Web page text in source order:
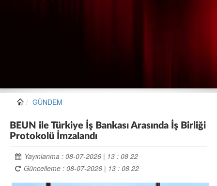
GÜNDEM
BEUN ile Türkiye İş Bankası Arasında İş Birliği
Protokolü İmzalandı
Yayınlanma : 08-07-2026 | 13 : 08 22
Güncelleme : 08-07-2026 | 13 : 08 22